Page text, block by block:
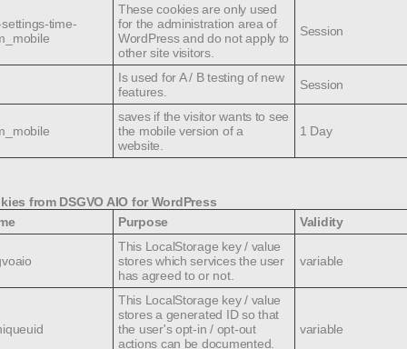
Landeshauptmann Dr. Josef Pühringer, das im
Patriarch Gregorios III. über seine
betonte erneut die Notwendigkeit den
zu geben, um sie zu ermutigen zu bleiben bzw.
Ebenfalls bedeutsamer Schwerpunkt war es
Gebiet zu erörtern und zu verwirklichen.
schon seit einigen Jahren in guten
konnte in der Vergangenheit bereits mehrfach
großzügig unterstützen.
das Augustiner-Chorherrenstift St. Florian.
Programm am Samstag, dem 17.
time-
These cookies are only used
for the administration area of ​​
WordPress and do not apply to
other site visitors.
Session
Is used for A / B testing of new
features.
Session
saves if the visitor wants to see
the mobile version of a
website.
1 Day
from DSGVO AIO for WordPress
Purpose Validity
This LocalStorage key / value
stores which services the user
has agreed to or not.
variable
This LocalStorage key / value
stores a generated ID so that
the user's opt-in / opt-out
actions can be documented.
variable